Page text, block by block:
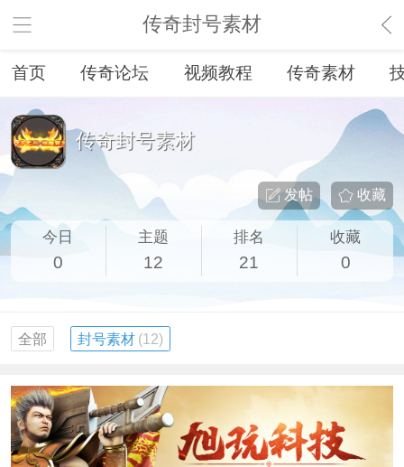
传奇封号素材
首页 传奇论坛 视频教程 传奇素材
传奇封号素材
收藏
发帖
今日
0
主题
12
排名
21
收藏
0
全部 封号素材 (12)